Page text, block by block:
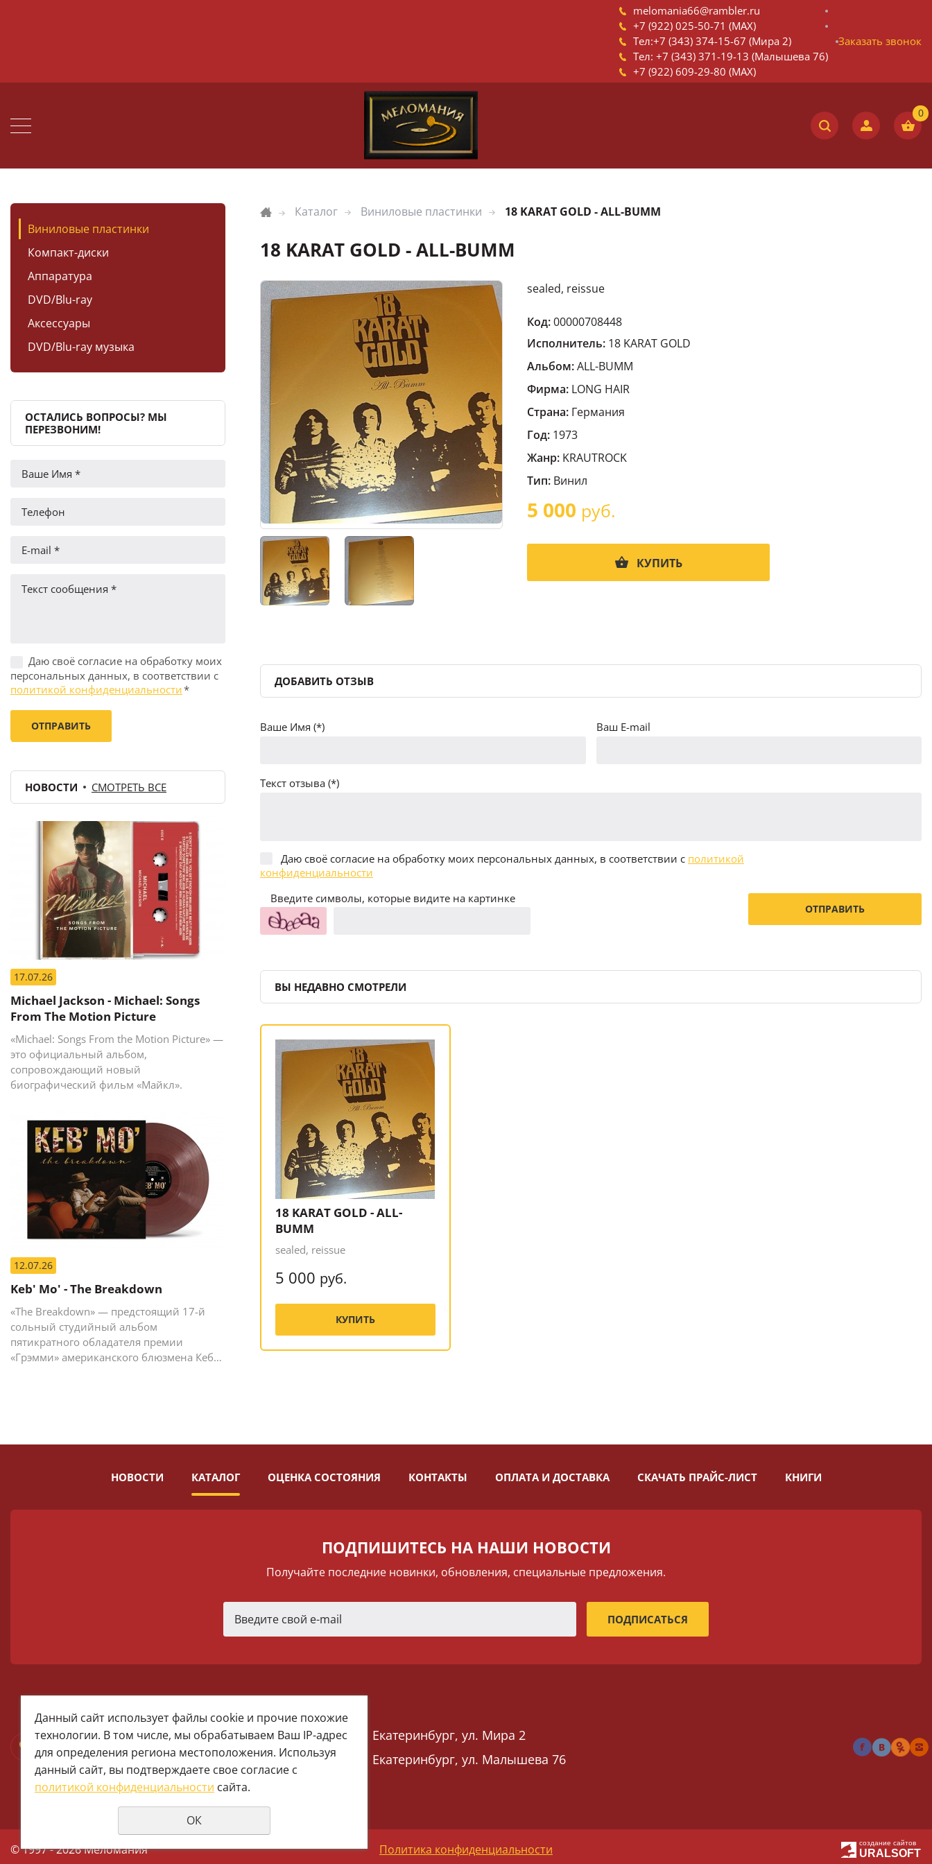
melomania66@rambler.ru
+7 (922) 025-50-71 (MAX)
Тел:+7 (343) 374-15-67 (Мира 2)
Тел: +7 (343) 371-19-13 (Малышева 76)
+7 (922) 609-29-80 (MAX)
Заказать звонок
Виниловые пластинки
Компакт-диски
Аппаратура
DVD/Blu-ray
Аксессуары
DVD/Blu-ray музыка
ОСТАЛИСЬ ВОПРОСЫ? МЫ
ПЕРЕЗВОНИМ!
Даю своё согласие на обработку моих
персональных данных, в соответствии с
политикой конфиденциальности*
НОВОСТИ СМОТРЕТЬ ВСЕ
17.07.26
Michael Jackson - Michael: Songs
From The Motion Picture
«Michael: Songs From the Motion Picture» —
это официальный альбом,
сопровождающий новый
биографический фильм «Майкл».
12.07.26
Keb' Mo' - The Breakdown
«The Breakdown» — предстоящий 17-й
сольный студийный альбом
пятикратного обладателя премии
«Грэмми» американского блюзмена Кеба
Каталог Виниловые пластинки 18 KARAT GOLD - ALL-BUMM
18 KARAT GOLD - ALL-BUMM
sealed, reissue
Код:00000708448
Исполнитель: 18 KARAT GOLD
Альбом:ALL-BUMM
Фирма: LONG HAIR
Страна: Германия
Год: 1973
Жанр: KRAUTROCK
Тип: Винил
5 000 руб.
КУПИТЬ
ДОБАВИТЬ ОТЗЫВ
Ваше Имя (*) Ваш E-mail
Текст отзыва (*)
Даю своё согласие на обработку моих персональных данных, в соответствии с политикой
конфиденциальности
Введите символы, которые видите на картинке
ВЫ НЕДАВНО СМОТРЕЛИ
18 KARAT GOLD - ALL-
BUMM
sealed, reissue
5 000 руб.
КУПИТЬ
НОВОСТИ КАТАЛОГ ОЦЕНКА СОСТОЯНИЯ КОНТАКТЫ ОПЛАТА И ДОСТАВКА СКАЧАТЬ ПРАЙС-ЛИСТ КНИГИ
ПОДПИШИТЕСЬ НА НАШИ НОВОСТИ
Получайте последние новинки, обновления, специальные предложения.
+7 (922) 025-50-71 (MAX)
Тел:+7 (343) 374-15-67 (Мира 2)
Тел: +7 (343) 371-19-13 (Малышева 76)
+7 (922) 609-29-80 (MAX)
Екатеринбург, ул. Мира 2
Екатеринбург, ул. Малышева 76
© 1997 - 2026 Меломания Политика конфиденциальности создание сайтов
URALSOFT
Данный сайт использует файлы cookie и прочие похожие
технологии. В том числе, мы обрабатываем Ваш IP-адрес
для определения региона местоположения. Используя
данный сайт, вы подтверждаете свое согласие с
политикой конфиденциальности сайта.
ОК